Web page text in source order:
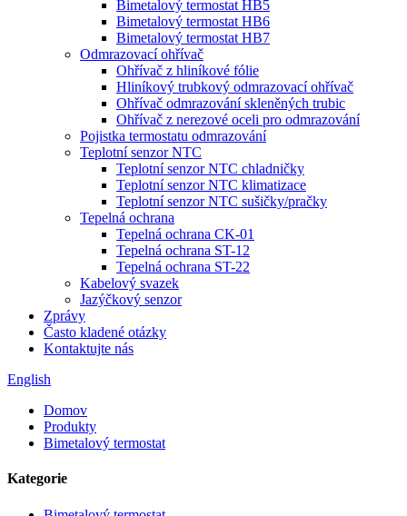
Bimetalový termostat HB5
Bimetalový termostat HB6
Bimetalový termostat HB7
Odmrazovací ohřívač
Ohřívač z hliníkové fólie
Hliníkový trubkový odmrazovací ohřívač
Ohřívač odmrazování skleněných trubic
Ohřívač z nerezové oceli pro odmrazování
Pojistka termostatu odmrazování
Teplotní senzor NTC
Teplotní senzor NTC chladničky
Teplotní senzor NTC klimatizace
Teplotní senzor NTC sušičky/pračky
Tepelná ochrana
Tepelná ochrana CK-01
Tepelná ochrana ST-12
Tepelná ochrana ST-22
Kabelový svazek
Jazýčkový senzor
Zprávy
Často kladené otázky
Kontaktujte nás
English
Domov
Produkty
Bimetalový termostat
Kategorie